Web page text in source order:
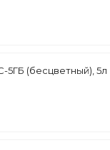
5ГБ (бесцветный), 5л